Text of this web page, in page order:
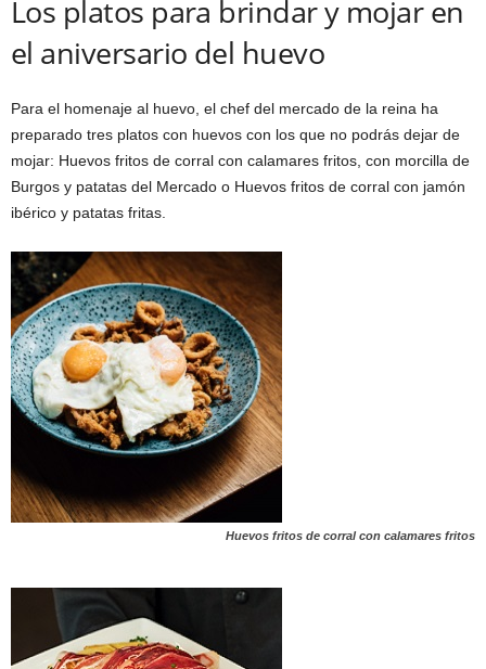
Los platos para brindar y mojar en
el aniversario del huevo
Para el homenaje al huevo, el chef del mercado de la reina ha
preparado tres platos con huevos con los que no podrás dejar de
mojar: Huevos fritos de corral con calamares fritos, con morcilla de
Burgos y patatas del Mercado o Huevos fritos de corral con jamón
ibérico y patatas fritas.
Huevos fritos de corral con calamares fritos